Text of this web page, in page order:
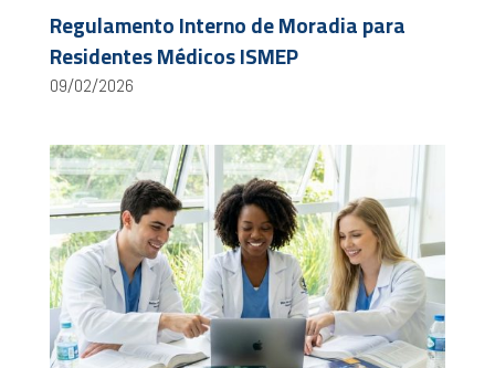
Regulamento Interno de Moradia para
Residentes Médicos ISMEP
09/02/2026